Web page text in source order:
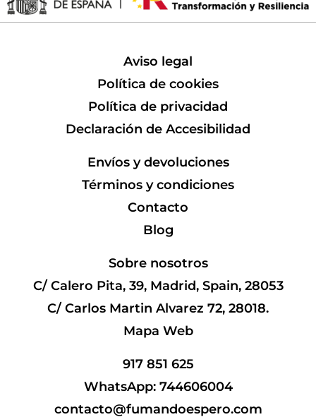
Aviso legal
Política de cookies
Política de privacidad
Declaración de Accesibilidad
Envíos y devoluciones
Términos y condiciones
Contacto
Blog
Sobre nosotros
C/ Calero Pita, 39, Madrid, Spain, 28053
C/ Carlos Martin Alvarez 72, 28018.
Mapa Web
917 851 625
WhatsApp: 744606004
contacto@fumandoespero.com